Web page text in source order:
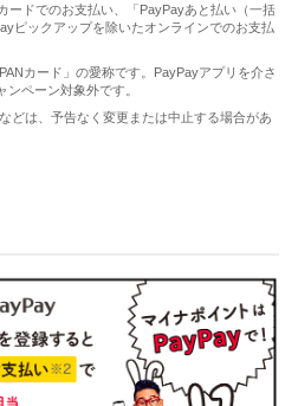
ードでのお支払い、「PayPayあと払い（一括
ピックアップを除いたオンラインでのお支払
カード」の愛称です。PayPayアプリを介さ
ペーン対象外です。
どは、予告なく変更または中止する場合があ